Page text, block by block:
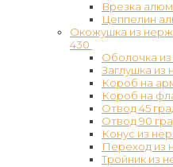
Врезка
Цеппелин
Окожушка из
430
Оболочка
Заглушка из
Короб на
Короб на
Отвод 45
Отвод 90
Конус из
Переход из
Тройник из